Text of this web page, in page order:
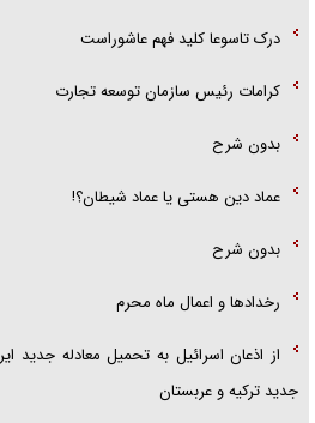
درک تاسوعا کلید فهم عاشوراست
کرامات رئیس سازمان توسعه تجارت
بدون شرح
عماد دین هستی یا عماد شیطان؟!
بدون شرح
رخداد‌ها و اعمال ماه محرم
از اذعان اسرائیل به تحمیل معادله جدید
جدید ترکیه و عربستان